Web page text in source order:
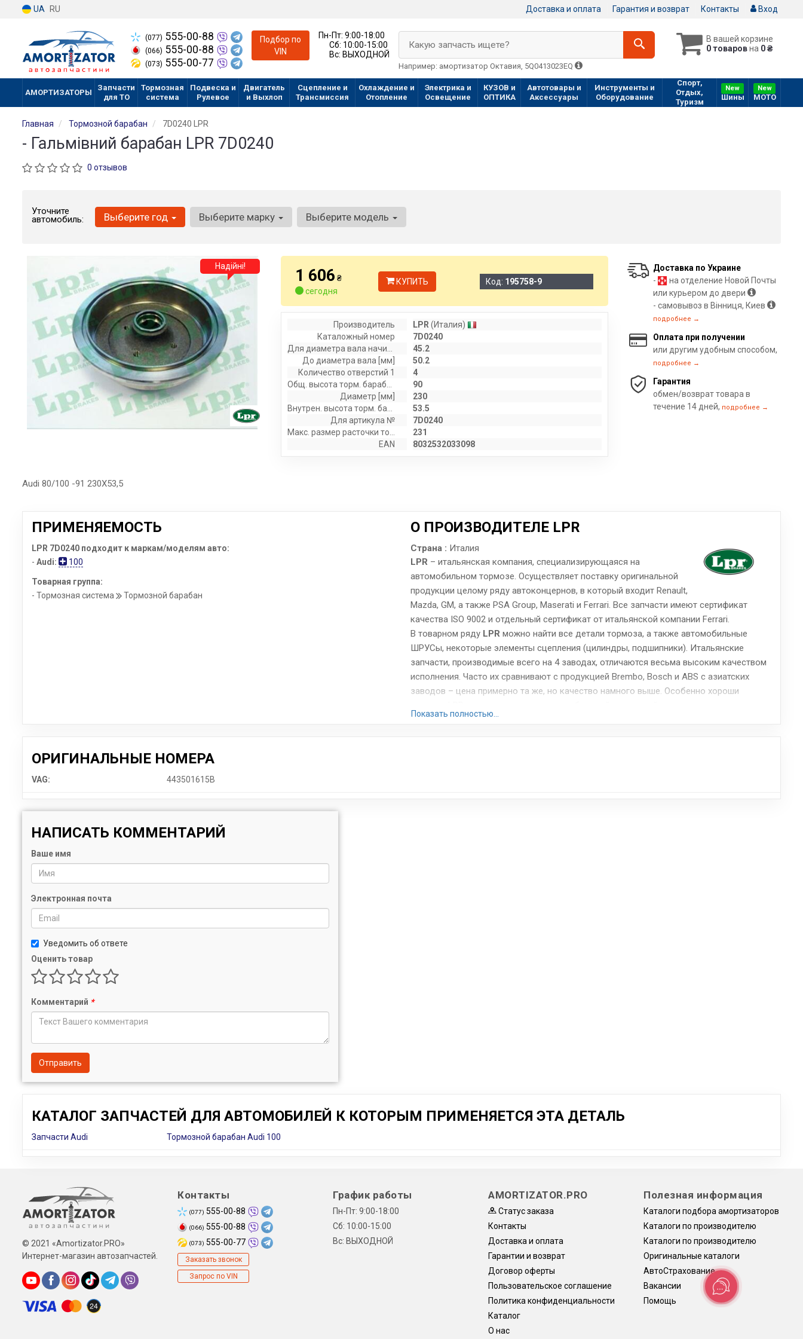
UA RU Доставка и оплата Гарантия и возврат Контакты Вход
(077) 555-00-88
(066) 555-00-88
(073) 555-00-77
Подбор по
VIN
Пн-Пт:9:00-18:00
Сб: 10:00-15:00
Вс: ВЫХОДНОЙ
В вашей корзине
0 товаровна 0 ₴
Какую запчасть ищете?
Например: амортизатор Октавия, 5Q0413023EQ
АМОРТИЗАТОРЫ
Запчасти
для ТО
Тормозная
система
Подвеска и
Рулевое
Двигатель
и Выхлоп
Сцепление и
Трансмиссия
Охлаждение и
Отопление
Электрика и
Освещение
КУЗОВ и
ОПТИКА
Автотовары и
Аксессуары
Инструменты и
Оборудование
Спорт,
Отдых,
Туризм
New
Шины
New
МOTO
Главная Тормозной барабан 7D0240 LPR
- Гальмівний барабан LPR 7D0240
0 отзывов
Уточните
автомобиль: Выберите год Выберите марку Выберите модель
Надійні! 1 606 ₴
сегодня
КУПИТЬ Код: 195758-9
Производитель LPR (Италия)
Каталожный номер
7D0240
45.2
До диаметра вала [мм]
50.2
Количество отверстий 1
4
90
Диаметр [мм]
230
53.5
Для артикула №
7D0240
231
EAN
8032532033098
Доставка по Украине
-
на отделение Новой Почты
или курьером до двери
- самовывоз в Вінниця, Киев
подробнее →
Оплата при получении
или другим удобным способом,
подробнее →
Гарантия
обмен/возврат товара в
течение 14 дней, подробнее →
Audi 80/100 -91 230X53,5
ПРИМЕНЯЕМОСТЬ
LPR 7D0240 подходит к маркам/моделям авто:
- Audi: 100
Товарная группа:
- Тормозная система
Тормозной барабан
О ПРОИЗВОДИТЕЛЕ LPR
Страна : Италия
LPR – итальянская компания, специализирующаяся на
автомобильном тормозе. Осуществляет поставку оригинальной
продукции целому ряду автоконцернов, в который входит Renault,
Mazda, GM, а также PSA Group, Maserati и Ferrari. Все запчасти имеют сертификат
качества ISO 9002 и отдельный сертификат от итальянской компании Ferrari.
В товарном ряду LPR можно найти все детали тормоза, а также автомобильные
ШРУСы, некоторые элементы сцепления (цилиндры, подшипники). Итальянские
запчасти, производимые всего на 4 заводах, отличаются весьма высоким качеством
исполнения. Часто их сравнивают с продукцией Brembo, Bosch и ABS с азиатских
заводов – цена примерно та же, но качество намного выше. Особенно хороши
и невысокую скорость износа.
Показать полностью...
ОРИГИНАЛЬНЫЕ НОМЕРА
VAG: 443501615B
НАПИСАТЬ КОММЕНТАРИЙ
Ваше имя
Электронная почта
Уведомить об ответе
Оценить товар
Комментарий *
Отправить
КАТАЛОГ ЗАПЧАСТЕЙ ДЛЯ АВТОМОБИЛЕЙ К КОТОРЫМ ПРИМЕНЯЕТСЯ ЭТА ДЕТАЛЬ
Запчасти Audi Тормозной барабан Audi 100
© 2021 «Amortizator.PRO»
Интернет-магазин автозапчастей.
Контакты
(077) 555-00-88
(066) 555-00-88
(073) 555-00-77
Заказать звонок
Запрос по VIN
График работы
Пн-Пт: 9:00-18:00
Сб: 10:00-15:00
Вс: ВЫХОДНОЙ
AMORTIZATOR.PRO
Статус заказа
Контакты
Доставка и оплата
Гарантии и возврат
Договор оферты
Пользовательское соглашение
Политика конфиденциальности
Каталог
О нас
Полезная информация
Каталоги подбора амортизаторов
Каталоги по производителю
Каталоги по производителю
Оригинальные каталоги
АвтоСтрахование
Вакансии
Помощь